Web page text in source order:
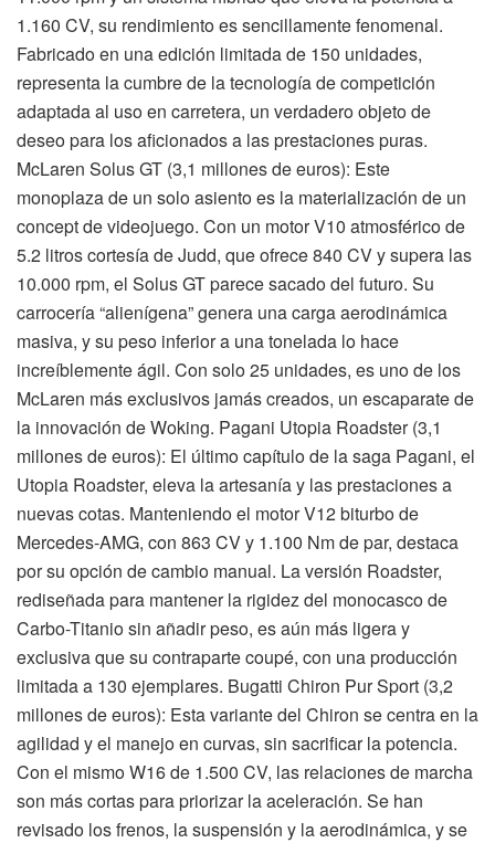
1.160 CV, su rendimiento es sencillamente fenomenal.
Fabricado en una edición limitada de 150 unidades,
representa la cumbre de la tecnología de competición
adaptada al uso en carretera, un verdadero objeto de
deseo para los aficionados a las prestaciones puras.
McLaren Solus GT (3,1 millones de euros): Este
monoplaza de un solo asiento es la materialización de un
concept de videojuego. Con un motor V10 atmosférico de
5.2 litros cortesía de Judd, que ofrece 840 CV y supera las
10.000 rpm, el Solus GT parece sacado del futuro. Su
carrocería “alienígena” genera una carga aerodinámica
masiva, y su peso inferior a una tonelada lo hace
increíblemente ágil. Con solo 25 unidades, es uno de los
McLaren más exclusivos jamás creados, un escaparate de
la innovación de Woking. Pagani Utopia Roadster (3,1
millones de euros): El último capítulo de la saga Pagani, el
Utopia Roadster, eleva la artesanía y las prestaciones a
nuevas cotas. Manteniendo el motor V12 biturbo de
Mercedes-AMG, con 863 CV y 1.100 Nm de par, destaca
por su opción de cambio manual. La versión Roadster,
rediseñada para mantener la rigidez del monocasco de
Carbo-Titanio sin añadir peso, es aún más ligera y
exclusiva que su contraparte coupé, con una producción
limitada a 130 ejemplares. Bugatti Chiron Pur Sport (3,2
millones de euros): Esta variante del Chiron se centra en la
agilidad y el manejo en curvas, sin sacrificar la potencia.
Con el mismo W16 de 1.500 CV, las relaciones de marcha
son más cortas para priorizar la aceleración. Se han
revisado los frenos, la suspensión y la aerodinámica, y se